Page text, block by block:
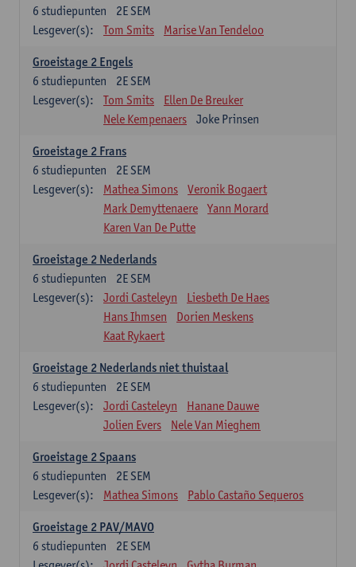
2E SEM
6 studiepunten
Lesgever(s):
Tom Smits Marise Van Tendeloo
Groeistage 2 Engels
2E SEM
6 studiepunten
Lesgever(s):
Tom Smits
Ellen De Breuker
Nele Kempenaers
Joke Prinsen
Groeistage 2 Frans
2E SEM
6 studiepunten
Lesgever(s):
Mathea Simons
Veronik Bogaert
Mark Demyttenaere
Yann Morard
Karen Van De Putte
Groeistage 2 Nederlands
2E SEM
6 studiepunten
Lesgever(s):
Jordi Casteleyn
Liesbeth De Haes
Hans Ihmsen
Dorien Meskens
Kaat Rykaert
Groeistage 2 Nederlands niet thuistaal
2E SEM
6 studiepunten
Lesgever(s):
Jordi Casteleyn
Hanane Dauwe
Jolien Evers
Nele Van Mieghem
Groeistage 2 Spaans
2E SEM
6 studiepunten
Lesgever(s):
Mathea Simons Pablo Castaño Sequeros
Groeistage 2 PAV/MAVO
2E SEM
6 studiepunten